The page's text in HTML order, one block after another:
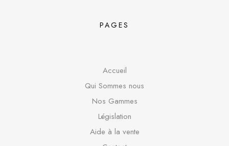
PAGES
Accueil
Qui Sommes nous
Nos Gammes
Législation
Aide à la vente